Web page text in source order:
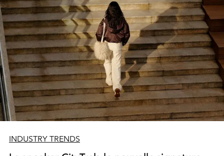
INDUSTRY TRENDS